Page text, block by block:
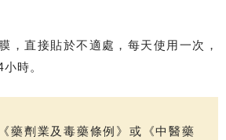
，直接貼於不適處，每天使用一次，
時。
藥劑業及毒藥條例》或《中醫藥